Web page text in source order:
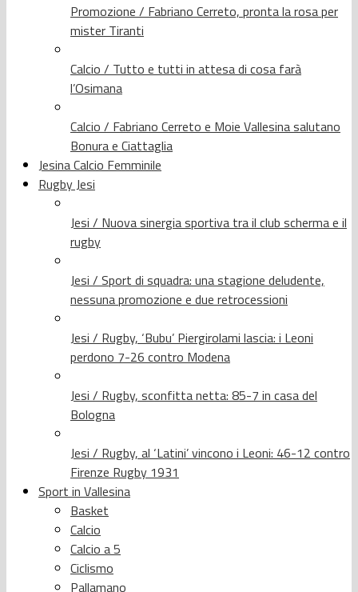
Promozione / Fabriano Cerreto, pronta la rosa per
mister Tiranti
Calcio / Tutto e tutti in attesa di cosa farà
l’Osimana
Calcio / Fabriano Cerreto e Moie Vallesina salutano
Bonura e Ciattaglia
Jesina Calcio Femminile
Rugby Jesi
Jesi / Nuova sinergia sportiva tra il club scherma e il
rugby
Jesi / Sport di squadra: una stagione deludente,
nessuna promozione e due retrocessioni
Jesi / Rugby, ‘Bubu’ Piergirolami lascia: i Leoni
perdono 7-26 contro Modena
Jesi / Rugby, sconfitta netta: 85-7 in casa del
Bologna
Jesi / Rugby, al ‘Latini’ vincono i Leoni: 46-12 contro
Firenze Rugby 1931
Sport in Vallesina
Basket
Calcio
Calcio a 5
Ciclismo
Pallamano